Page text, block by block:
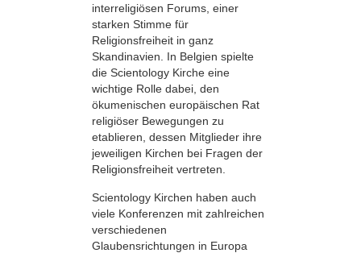
interreligiösen Forums, einer
starken Stimme für
Religionsfreiheit in ganz
Skandinavien. In Belgien spielte
die Scientology Kirche eine
wichtige Rolle dabei, den
ökumenischen europäischen Rat
religiöser Bewegungen zu
etablieren, dessen Mitglieder ihre
jeweiligen Kirchen bei Fragen der
Religionsfreiheit vertreten.
Scientology Kirchen haben auch
viele Konferenzen mit zahlreichen
verschiedenen
Glaubensrichtungen in Europa